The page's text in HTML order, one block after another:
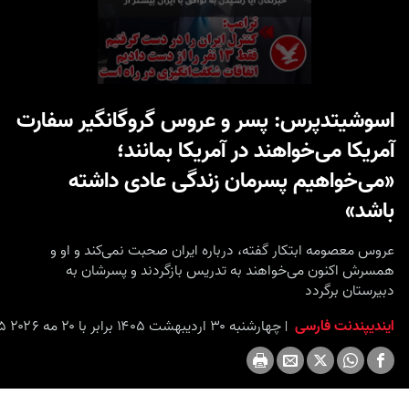
of
اسوشیتدپرس: پسر و عروس گروگانگیر سفارت
آمریکا می‌خواهند در آمریکا بمانند؛
«می‌خواهیم پسرمان زندگی عادی داشته
باشد»
عروس معصومه ابتکار گفته، درباره ایران صحبت نمی‌کند و او و
همسرش اکنون می‌خواهند به تدریس بازگردند و پسرشان به
دبیرستان برگردد
ایندیپندنت فارسی چهارشنبه ۳۰ اردیبهشت ۱۴۰۵ برابر با ۲۰ مه ۲۰۲۶ ۵:۴۵